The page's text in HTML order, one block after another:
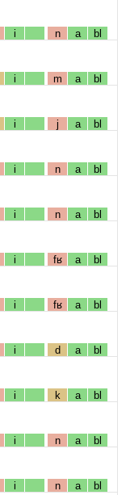
i n a bl
i m a bl
i j a bl
i n a bl
i n a bl
i fʁ a bl
i fʁ a bl
i d a bl
i k a bl
i n a bl
i n a bl